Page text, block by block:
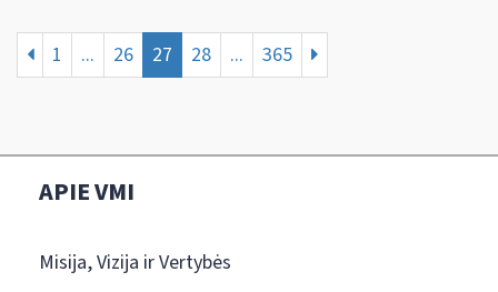
1 ... 26 27 28 ... 365
APIE VMI
Misija, Vizija ir Vertybės